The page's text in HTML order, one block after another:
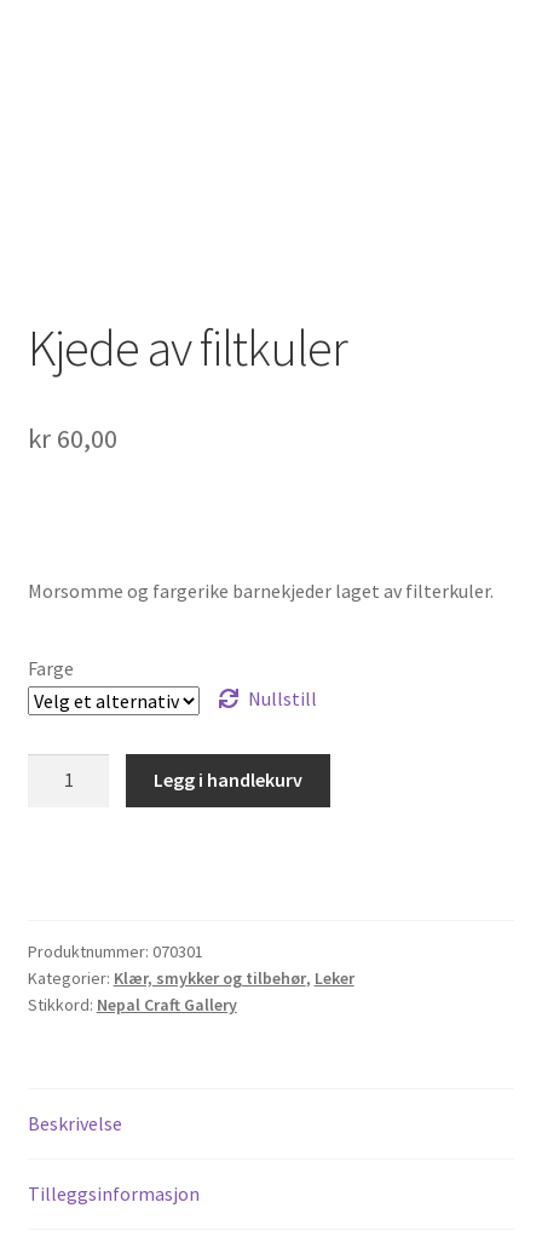
Kjede av filtkuler
kr60,00
Morsomme og fargerike barnekjeder laget av filterkuler.
Farge
Nullstill
Legg i handlekurv
Produktnummer: 070301
Kategorier: Klær, smykker og tilbehør, Leker
Stikkord: Nepal Craft Gallery
Beskrivelse
Tilleggsinformasjon